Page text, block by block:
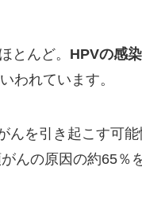
とんど。 HPVの感
われています。
んを引き起こす可
んの原因の約65％